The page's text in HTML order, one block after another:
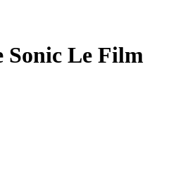
Sonic Le Film